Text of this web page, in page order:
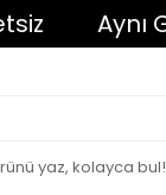
Aynı